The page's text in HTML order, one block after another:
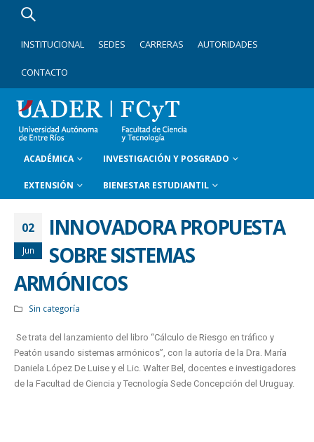
INSTITUCIONAL SEDES CARRERAS AUTORIDADES
CONTACTO
ACADÉMICA INVESTIGACIÓN Y POSGRADO
EXTENSIÓN BIENESTAR ESTUDIANTIL
02
Jun
INNOVADORA PROPUESTA
SOBRE SISTEMAS
ARMÓNICOS
Sin categoría
Se trata del lanzamiento del libro “Cálculo de Riesgo en tráfico y
Peatón usando sistemas armónicos”, con la autoría de la Dra. María
Daniela López De Luise y el Lic. Walter Bel, docentes e investigadores
de la Facultad de Ciencia y Tecnología Sede Concepción del Uruguay.